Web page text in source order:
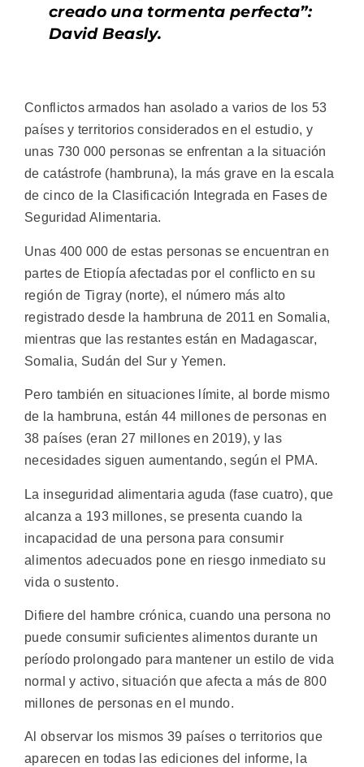
creado una tormenta perfecta”:
David Beasly.
Conflictos armados han asolado a varios de los 53
países y territorios considerados en el estudio, y
unas 730 000 personas se enfrentan a la situación
de catástrofe (hambruna), la más grave en la escala
de cinco de la Clasificación Integrada en Fases de
Seguridad Alimentaria.
Unas 400 000 de estas personas se encuentran en
partes de Etiopía afectadas por el conflicto en su
región de Tigray (norte), el número más alto
registrado desde la hambruna de 2011 en Somalia,
mientras que las restantes están en Madagascar,
Somalia, Sudán del Sur y Yemen.
Pero también en situaciones límite, al borde mismo
de la hambruna, están 44 millones de personas en
38 países (eran 27 millones en 2019), y las
necesidades siguen aumentando, según el PMA.
La inseguridad alimentaria aguda (fase cuatro), que
alcanza a 193 millones, se presenta cuando la
incapacidad de una persona para consumir
alimentos adecuados pone en riesgo inmediato su
vida o sustento.
Difiere del hambre crónica, cuando una persona no
puede consumir suficientes alimentos durante un
período prolongado para mantener un estilo de vida
normal y activo, situación que afecta a más de 800
millones de personas en el mundo.
Al observar los mismos 39 países o territorios que
aparecen en todas las ediciones del informe, la